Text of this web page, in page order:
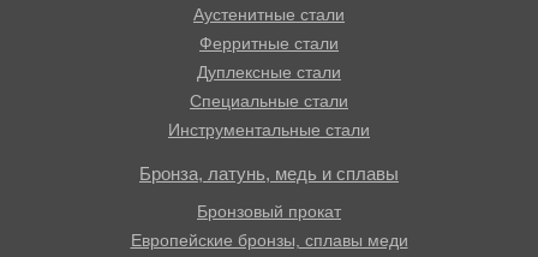
Аустенитные стали
Ферритные стали
Дуплексные стали
Специальные стали
Инструментальные стали
Бронза, латунь, медь и сплавы
Бронзовый прокат
Европейские бронзы, сплавы меди